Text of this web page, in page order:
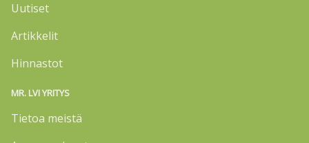
Uutiset
Artikkelit
Hinnastot
MR. LVI YRITYS
Tietoa meistä